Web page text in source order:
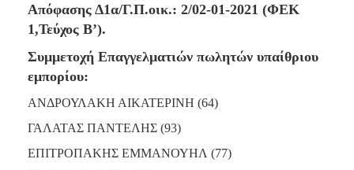
2016
2015
2013
2012
2011
2010
2006
Απόφασης Δ1α/Γ.Π.οικ.: 2/02-01-2021 (ΦΕΚ
1,Τεύχος Β’).
Συμμετοχή Επαγγελματιών πωλητών υπαίθριου
εμπορίου:
ΑΝΔΡΟΥΛΑΚΗ ΑΙΚΑΤΕΡΙΝΗ (64)
ΓΑΛΑΤΑΣ ΠΑΝΤΕΛΗΣ (93)
ΕΠΙΤΡΟΠΑΚΗΣ ΕΜΜΑΝΟΥΗΛ (77)